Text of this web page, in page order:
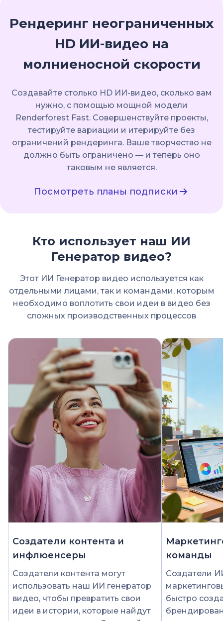
Рендеринг неограниченных
HD ИИ-видео на
молниеносной скорости
Создавайте столько HD ИИ-видео, сколько вам
нужно, с помощью мощной модели
Renderforest Fast. Совершенствуйте проекты,
тестируйте вариации и итерируйте без
ограничений рендеринга. Ваше творчество не
должно быть ограничено — и теперь оно
таковым не является.
Посмотреть планы подписки
Кто использует наш ИИ
Генератор видео?
Этот ИИ Генератор видео используется как
отдельными лицами, так и командами, которым
необходимо воплотить свои идеи в видео без
сложных производственных процессов
Создатели контента и
инфлюенсеры
Создатели контента могут
использовать наш ИИ генератор
видео, чтобы превратить свои
идеи в истории, которые найдут
команды
Создатели
быстро